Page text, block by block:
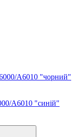
A6010 "чорний"